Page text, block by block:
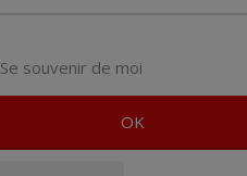
Se souvenir de moi